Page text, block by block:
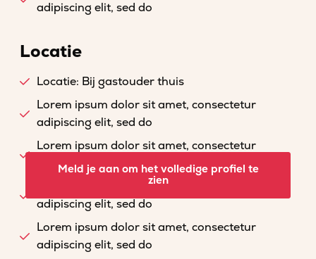
adipiscing elit, sed do
Locatie
Locatie: Bij gastouder thuis
Lorem ipsum dolor sit amet, consectetur
adipiscing elit, sed do
Lorem ipsum dolor sit amet, consectetur
adipiscing elit, sed do
Lorem ipsum dolor sit amet, consectetur
adipiscing elit, sed do
Lorem ipsum dolor sit amet, consectetur
adipiscing elit, sed do
Meld je aan om het volledige profiel te
zien